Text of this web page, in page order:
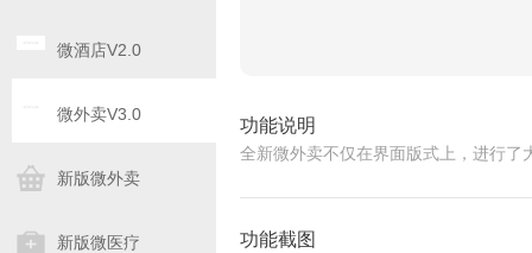
微酒店V2.0
微外卖V3.0
新版微外卖
新版微医疗
功能说明
全新微外卖不仅在界面版式上，进行
功能截图